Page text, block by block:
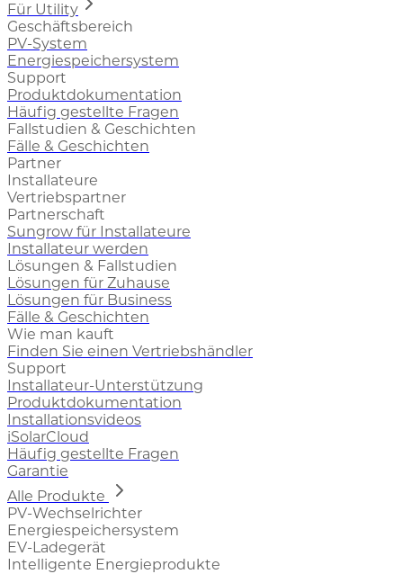
Für Utility
Geschäftsbereich
PV-System
Energiespeichersystem
Support
Produktdokumentation
Häufig gestellte Fragen
Fallstudien & Geschichten
Fälle & Geschichten
Partner
Installateure
Vertriebspartner
Partnerschaft
Sungrow für Installateure
Installateur werden
Lösungen & Fallstudien
Lösungen für Zuhause
Lösungen für Business
Fälle & Geschichten
Wie man kauft
Finden Sie einen Vertriebshändler
Support
Installateur-Unterstützung
Produktdokumentation
Installationsvideos
iSolarCloud
Häufig gestellte Fragen
Garantie
Alle Produkte
PV-Wechselrichter
Energiespeichersystem
EV-Ladegerät
Intelligente Energieprodukte